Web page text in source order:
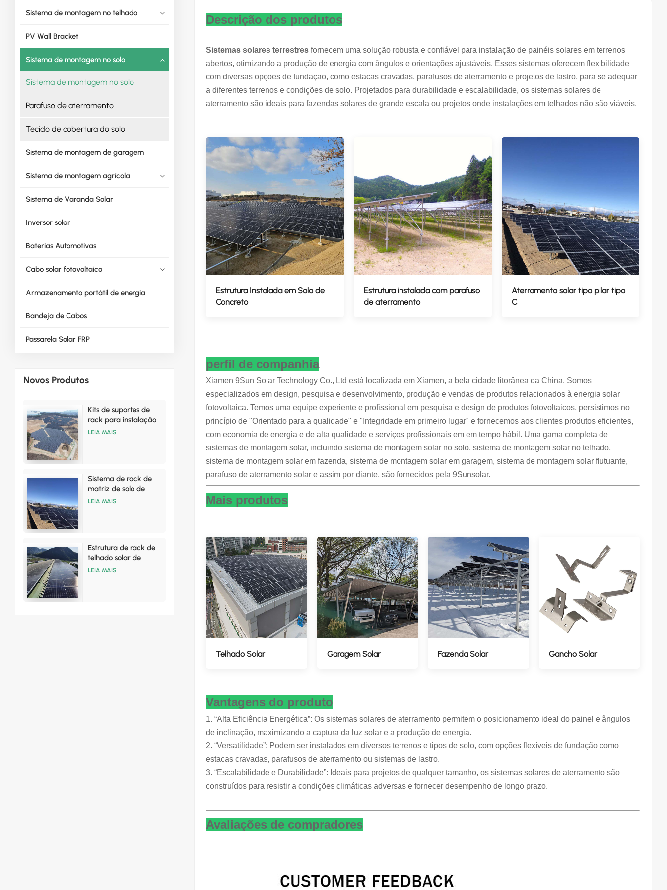
Sistema de montagem no telhado
PV Wall Bracket
Sistema de montagem no solo
Sistema de montagem no solo
Parafuso de aterramento
Tecido de cobertura do solo
Sistema de montagem de garagem
Sistema de montagem agrícola
Sistema de Varanda Solar
Inversor solar
Baterias Automotivas
Cabo solar fotovoltaico
Armazenamento portátil de energia
Bandeja de Cabos
Passarela Solar FRP
Novos Produtos
Kits de suportes de
rack para instalação
solar terrestre de
LEIA MAIS
Sistema de rack de
matriz de solo de
painéis solares de
LEIA MAIS
Estrutura de rack de
telhado solar de
alumínio para
LEIA MAIS
Descrição dos produtos
Sistemas solares terrestres fornecem uma solução robusta e confiável para instalação de painéis solares em terrenos
abertos, otimizando a produção de energia com ângulos e orientações ajustáveis. Esses sistemas oferecem flexibilidade
com diversas opções de fundação, como estacas cravadas, parafusos de aterramento e projetos de lastro, para se adequar
a diferentes terrenos e condições de solo. Projetados para durabilidade e escalabilidade, os sistemas solares de
aterramento são ideais para fazendas solares de grande escala ou projetos onde instalações em telhados não são viáveis.
Estrutura Instalada em Solo de
Concreto
Estrutura instalada com parafuso
de aterramento
Aterramento solar tipo pilar tipo
C
perfil de companhia
Xiamen 9Sun Solar Technology Co., Ltd está localizada em Xiamen, a bela cidade litorânea da China. Somos
especializados em design, pesquisa e desenvolvimento, produção e vendas de produtos relacionados à energia solar
fotovoltaica. Temos uma equipe experiente e profissional em pesquisa e design de produtos fotovoltaicos, persistimos no
princípio de "Orientado para a qualidade" e "Integridade em primeiro lugar" e fornecemos aos clientes produtos eficientes,
com economia de energia e de alta qualidade e serviços profissionais em em tempo hábil. Uma gama completa de
sistemas de montagem solar, incluindo sistema de montagem solar no solo, sistema de montagem solar no telhado,
sistema de montagem solar em fazenda, sistema de montagem solar em garagem, sistema de montagem solar flutuante,
parafuso de aterramento solar e assim por diante, são fornecidos pela 9Sunsolar.
Mais produtos
Telhado Solar Garagem Solar Fazenda Solar Gancho Solar
Vantagens do produto
1. “Alta Eficiência Energética”: Os sistemas solares de aterramento permitem o posicionamento ideal do painel e ângulos
de inclinação, maximizando a captura da luz solar e a produção de energia.
2. “Versatilidade”: Podem ser instalados em diversos terrenos e tipos de solo, com opções flexíveis de fundação como
estacas cravadas, parafusos de aterramento ou sistemas de lastro.
3. “Escalabilidade e Durabilidade”: Ideais para projetos de qualquer tamanho, os sistemas solares de aterramento são
construídos para resistir a condições climáticas adversas e fornecer desempenho de longo prazo.
Avaliações de compradores